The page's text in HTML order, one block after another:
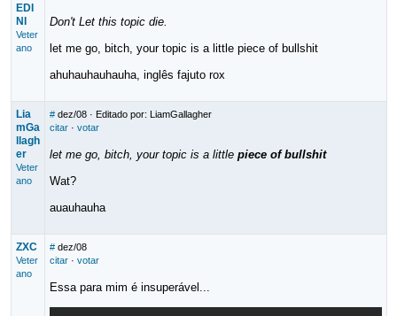
EDI
NI
Veter
ano
Don't Let this topic die.
let me go, bitch, your topic is a little piece of bullshit
ahuhauhauhauha, inglês fajuto rox
Lia
mGa
llagh
er
Veter
ano
# dez/08· Editado por: LiamGallagher
citar· votar
let me go, bitch, your topic is a little piece of bullshit
Wat?
auauhauha
ZXC
Veter
ano
# dez/08
citar· votar
Essa para mim é insuperável...